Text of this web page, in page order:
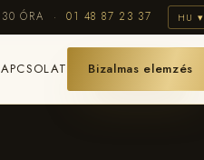
ÓRA ·01 48 87 23 37 HU ▾
Bizalmas elemzés